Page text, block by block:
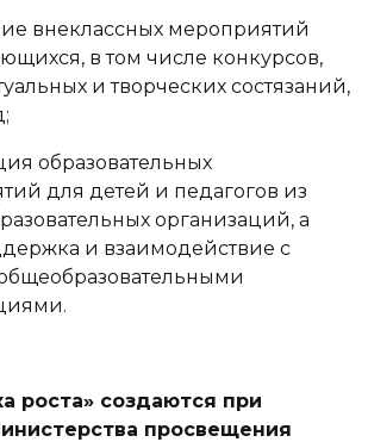
внеклассных мероприятий
в том числе конкурсов,
и творческих состязаний,
образовательных
для детей и педагогов из
организаций, а
и взаимодействие с
роста» создаются при
просвещения